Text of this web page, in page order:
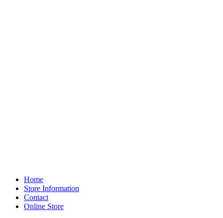
Home
Store Information
Contact
Online Store